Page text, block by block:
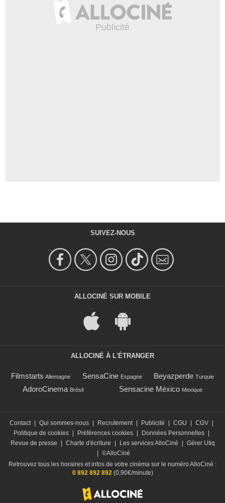
SUIVEZ-NOUS
ALLOCINÉ SUR MOBILE
ALLOCINÉ À L'ÉTRANGER
Filmstarts Allemagne SensaCine Espagne Beyazperde Turquie
AdoroCinema Brésil Sensacine México Mexique
Contact | Qui sommes-nous | Recrutement | Publicité | CGU | CGV |
Politique de cookies | Préférences cookies | Données Personnelles |
Revue de presse
| Charte d'écriture | Les services AlloCiné | Gérer Utiq
| ©AlloCiné
Retrouvez tous les horaires et infos de votre cinéma sur le numéro AlloCiné :
0 892 892 892(0,90€/minute)